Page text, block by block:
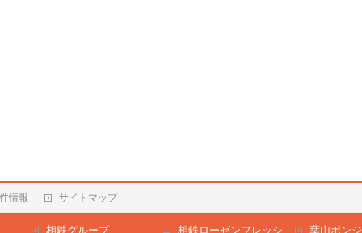
情報 サイトマップ
相鉄グループ 相鉄ローゼンフレッシ 葉山ボン